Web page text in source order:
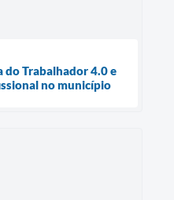
do Trabalhador 4.0 e
no município